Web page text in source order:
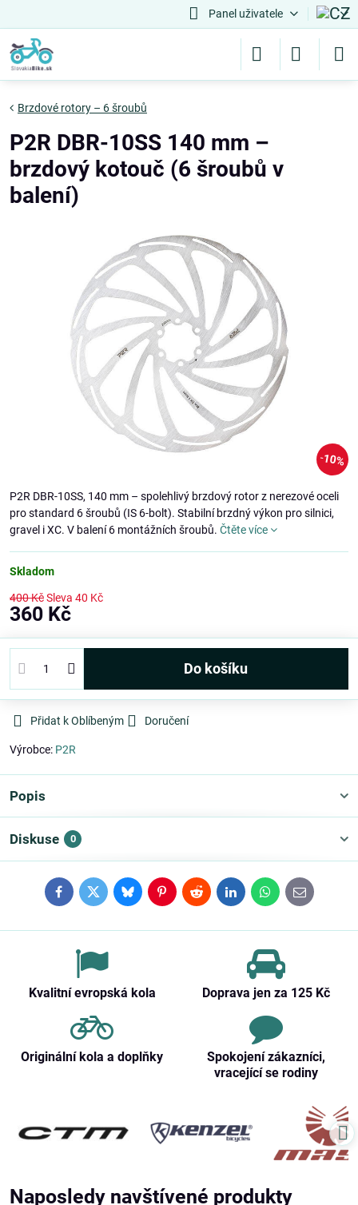
Panel uživatele
10%
Brzdové rotory – 6 šroubů
P2R DBR-10SS 140 mm –
brzdový kotouč (6 šroubů v
balení)
P2R DBR-10SS, 140 mm – spolehlivý brzdový rotor z nerezové oceli
pro standard 6 šroubů (IS 6-bolt). Stabilní brzdný výkon pro silnici,
gravel i XC. V balení 6 montážních šroubů. Čtěte více
Skladom
400 KčSleva 40 Kč
360 Kč
Do košíku
Přidat k Oblíbeným Doručení
Výrobce: P2R
Popis
Diskuse 0
FacebookTwitterBlueskyPinterestRedditLinkedInWhatsApp
E-
mail
Kvalitní evropská kola Doprava jen za 125 Kč
Originální kola a doplňky
Spokojení zákazníci,
vracející se rodiny
Naposledy navštívené produkty